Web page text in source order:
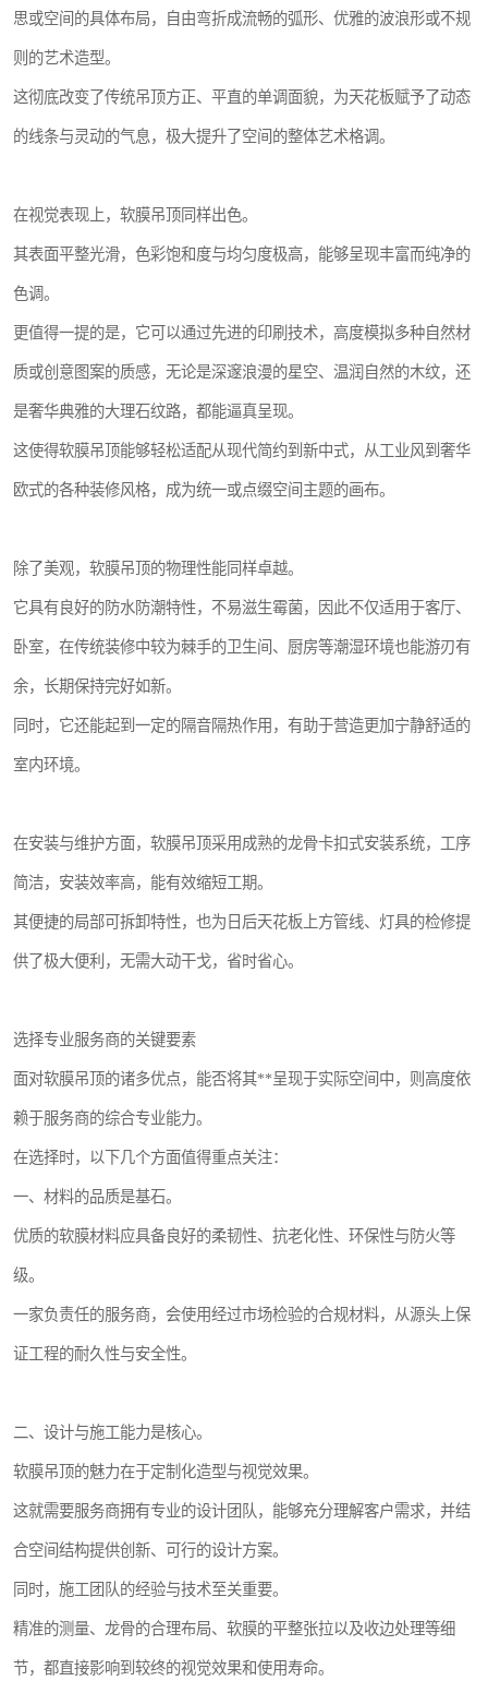
思或空间的具体布局，自由弯折成流畅的弧形、优雅的波浪形或不规
则的艺术造型。
这彻底改变了传统吊顶方正、平直的单调面貌，为天花板赋予了动态
的线条与灵动的气息，极大提升了空间的整体艺术格调。
在视觉表现上，软膜吊顶同样出色。
其表面平整光滑，色彩饱和度与均匀度极高，能够呈现丰富而纯净的
色调。
更值得一提的是，它可以通过先进的印刷技术，高度模拟多种自然材
质或创意图案的质感，无论是深邃浪漫的星空、温润自然的木纹，还
是奢华典雅的大理石纹路，都能逼真呈现。
这使得软膜吊顶能够轻松适配从现代简约到新中式，从工业风到奢华
欧式的各种装修风格，成为统一或点缀空间主题的画布。
除了美观，软膜吊顶的物理性能同样卓越。
它具有良好的防水防潮特性，不易滋生霉菌，因此不仅适用于客厅、
卧室，在传统装修中较为棘手的卫生间、厨房等潮湿环境也能游刃有
余，长期保持完好如新。
同时，它还能起到一定的隔音隔热作用，有助于营造更加宁静舒适的
室内环境。
在安装与维护方面，软膜吊顶采用成熟的龙骨卡扣式安装系统，工序
简洁，安装效率高，能有效缩短工期。
其便捷的局部可拆卸特性，也为日后天花板上方管线、灯具的检修提
供了极大便利，无需大动干戈，省时省心。
选择专业服务商的关键要素
面对软膜吊顶的诸多优点，能否将其**呈现于实际空间中，则高度依
赖于服务商的综合专业能力。
在选择时，以下几个方面值得重点关注：
一、材料的品质是基石。
优质的软膜材料应具备良好的柔韧性、抗老化性、环保性与防火等
级。
一家负责任的服务商，会使用经过市场检验的合规材料，从源头上保
证工程的耐久性与安全性。
二、设计与施工能力是核心。
软膜吊顶的魅力在于定制化造型与视觉效果。
这就需要服务商拥有专业的设计团队，能够充分理解客户需求，并结
合空间结构提供创新、可行的设计方案。
同时，施工团队的经验与技术至关重要。
精准的测量、龙骨的合理布局、软膜的平整张拉以及收边处理等细
节，都直接影响到较终的视觉效果和使用寿命。